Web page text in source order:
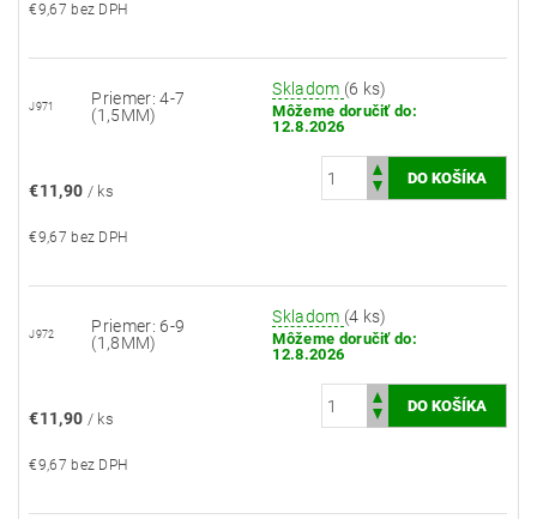
€9,67 bez DPH
J971
Priemer: 4-7
(1,5MM)
Skladom (6 ks)
Môžeme doručiť do:
12.8.2026
€11,90 / ks
€9,67 bez DPH
J972
Priemer: 6-9
(1,8MM)
Skladom (4 ks)
Môžeme doručiť do:
12.8.2026
€11,90 / ks
€9,67 bez DPH